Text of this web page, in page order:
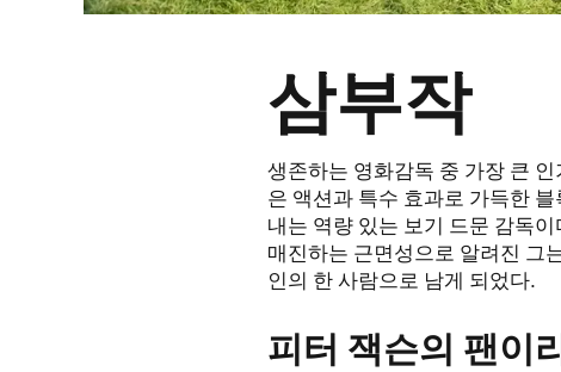
삼부작
생존하는 영화감독 중 가장 큰
은 액션과 특수 효과로 가득한
내는 역량 있는 보기 드문 감독
매진하는 근면성으로 알려진 그
인의 한 사람으로 남게 되었다.
피터 잭슨의 팬이